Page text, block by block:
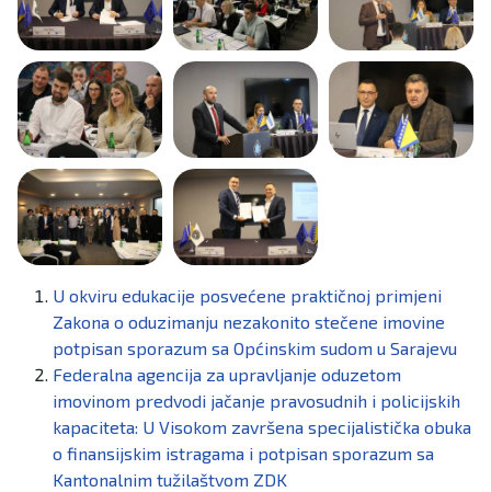
U okviru edukacije posvećene praktičnoj primjeni
Zakona o oduzimanju nezakonito stečene imovine
potpisan sporazum sa Općinskim sudom u Sarajevu
Federalna agencija za upravljanje oduzetom
imovinom predvodi jačanje pravosudnih i policijskih
kapaciteta: U Visokom završena specijalistička obuka
o finansijskim istragama i potpisan sporazum sa
Kantonalnim tužilaštvom ZDK